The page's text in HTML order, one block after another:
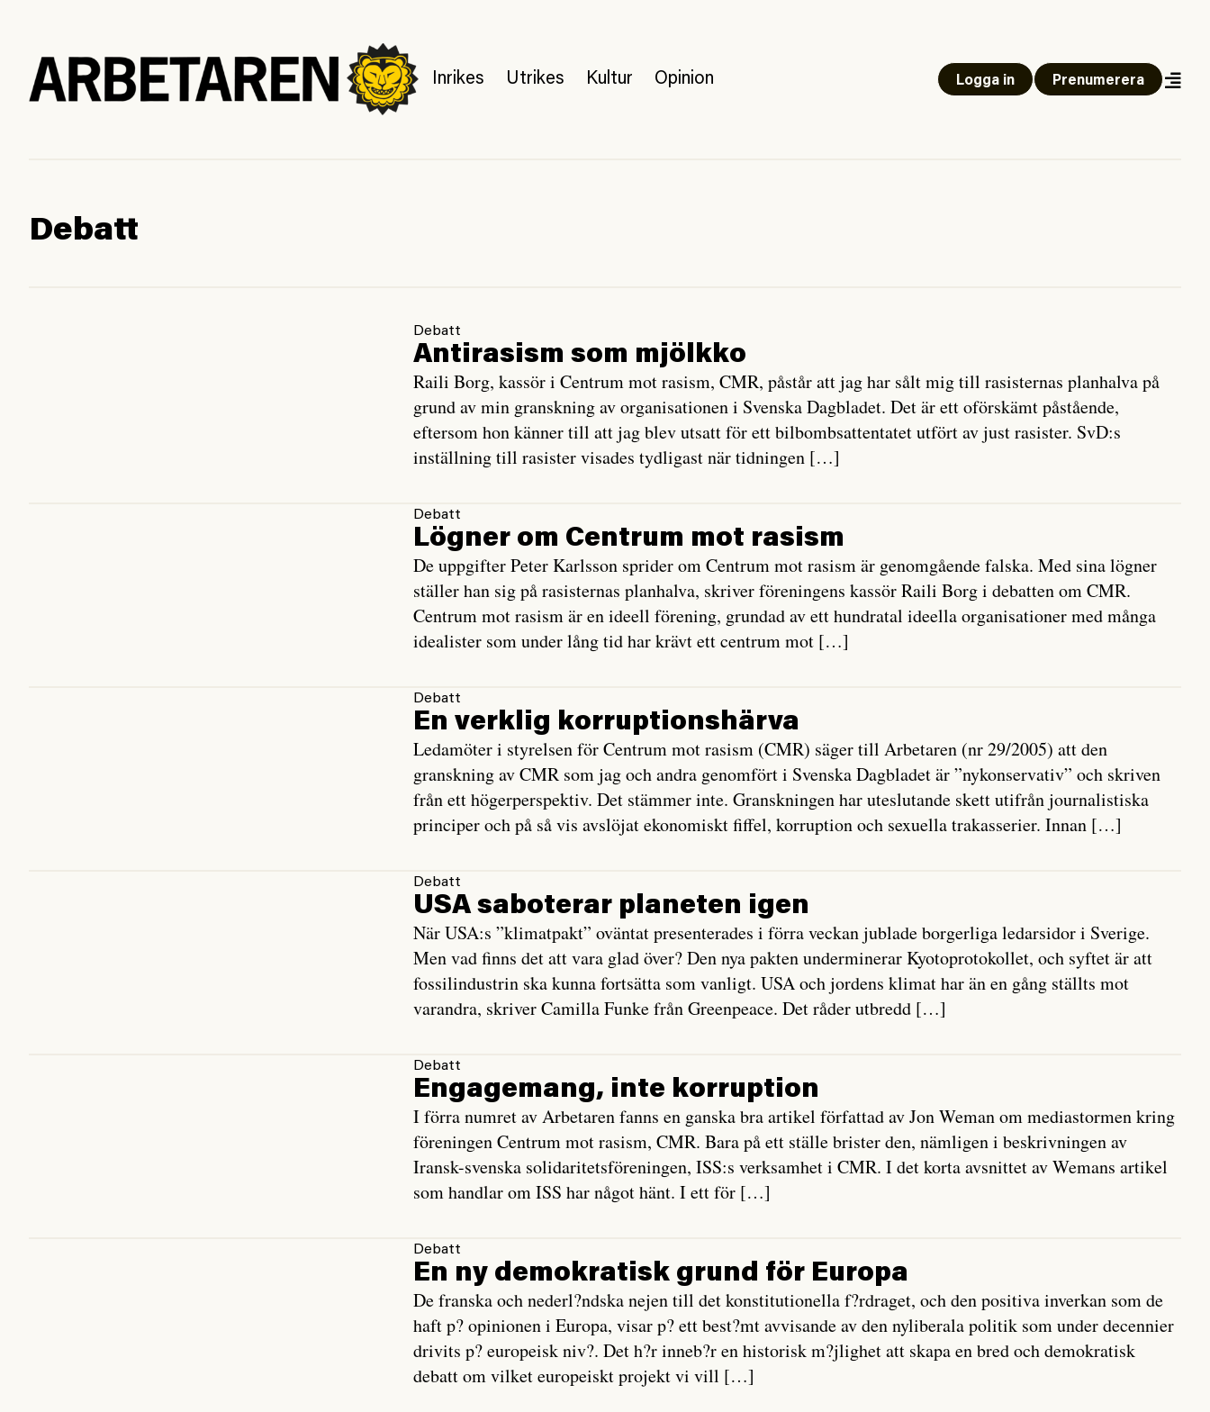
Inrikes Utrikes Kultur Opinion Logga in Prenumerera
Debatt
Debatt
Antirasism som mjölkko
Raili Borg, kassör i Centrum mot rasism, CMR, påstår att jag har sålt mig till rasisternas planhalva på
grund av min granskning av organisationen i Svenska Dagbladet. Det är ett oförskämt påstående,
eftersom hon känner till att jag blev utsatt för ett bilbombsattentatet utfört av just rasister. SvD:s
inställning till rasister visades tydligast när tidningen […]
Debatt
Lögner om Centrum mot rasism
De uppgifter Peter Karlsson sprider om Centrum mot rasism är genomgående falska. Med sina lögner
ställer han sig på rasisternas planhalva, skriver föreningens kassör Raili Borg i debatten om CMR.
Centrum mot rasism är en ideell förening, grundad av ett hundratal ideella organisationer med många
idealister som under lång tid har krävt ett centrum mot […]
Debatt
En verklig korruptionshärva
Ledamöter i styrelsen för Centrum mot rasism (CMR) säger till Arbetaren (nr 29/2005) att den
granskning av CMR som jag och andra genomfört i Svenska Dagbladet är ”nykonservativ” och skriven
från ett högerperspektiv. Det stämmer inte. Granskningen har uteslutande skett utifrån journalistiska
principer och på så vis avslöjat ekonomiskt fiffel, korruption och sexuella trakasserier. Innan […]
Debatt
USA saboterar planeten igen
När USA:s ”klimatpakt” oväntat presenterades i förra veckan jublade borgerliga ledarsidor i Sverige.
Men vad finns det att vara glad över? Den nya pakten underminerar Kyotoprotokollet, och syftet är att
fossilindustrin ska kunna fortsätta som vanligt. USA och jordens klimat har än en gång ställts mot
varandra, skriver Camilla Funke från Greenpeace. Det råder utbredd […]
Debatt
Engagemang, inte korruption
I förra numret av Arbetaren fanns en ganska bra artikel författad av Jon Weman om mediastormen kring
föreningen Centrum mot rasism, CMR. Bara på ett ställe brister den, nämligen i beskrivningen av
Iransk-svenska solidaritetsföreningen, ISS:s verksamhet i CMR. I det korta avsnittet av Wemans artikel
som handlar om ISS har något hänt. I ett för […]
Debatt
En ny demokratisk grund för Europa
De franska och nederl?ndska nejen till det konstitutionella f?rdraget, och den positiva inverkan som de
haft p? opinionen i Europa, visar p? ett best?mt avvisande av den nyliberala politik som under decennier
drivits p? europeisk niv?. Det h?r inneb?r en historisk m?jlighet att skapa en bred och demokratisk
debatt om vilket europeiskt projekt vi vill […]